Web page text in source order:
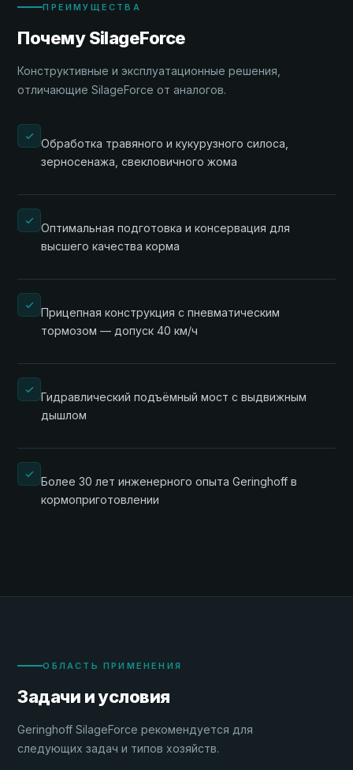
ПРЕИМУЩЕСТВА
Почему SilageForce
Конструктивные и эксплуатационные решения,
отличающие SilageForce от аналогов.
Обработка травяного и кукурузного силоса,
зерносенажа, свекловичного жома
Оптимальная подготовка и консервация для
высшего качества корма
Прицепная конструкция с пневматическим
тормозом — допуск 40 км/ч
Гидравлический подъёмный мост с выдвижным
дышлом
Более 30 лет инженерного опыта Geringhoff в
кормоприготовлении
ОБЛАСТЬ ПРИМЕНЕНИЯ
Задачи и условия
Geringhoff SilageForce рекомендуется для
следующих задач и типов хозяйств.